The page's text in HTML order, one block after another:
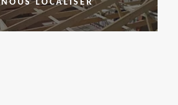
NOUS LOCALISER